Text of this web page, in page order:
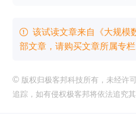
 该试读文章来自《大规模
部文章，请购买文章所属专栏
© 版权归极客邦科技所有，未经许
追踪，如有侵权极客邦将依法追究其